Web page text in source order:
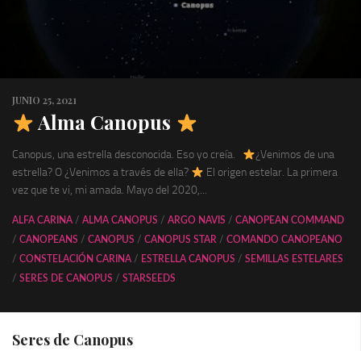
JUNIO 25, 2021
Alma Canopus
Canopus, una estrella desconocida. Eso yo creía.
¿Venimos de una
estrella? O ¿Venimos a través de ella?
El origen estelar. La primera
vez que te vi, mi amada. Mayo del 2020,...
ALFA CARINA / ALMA CANOPUS / ARGO NAVIS / CANOPEAN COMMAND
/ CANOPEANS / CANOPUS / CANOPUS STAR / COMANDO CANOPEANO
/ CONSTELACIÓN CARINA / ESTRELLA CANOPUS / SEMILLAS ESTELARES
/ SERES DE CANOPUS / STARSEEDS
Seres de Canopus